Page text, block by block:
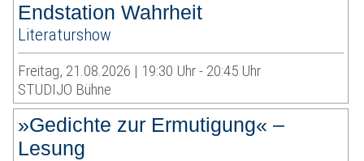
Endstation Wahrheit
Literaturshow
Freitag, 21.08.2026 | 19:30 Uhr - 20:45 Uhr
STUDIJO Bühne
»Gedichte zur Ermutigung« –
Lesung